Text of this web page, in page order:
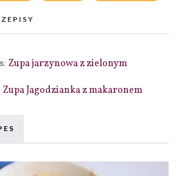
Zupa jarzynowa z zielonym
Zupa Jagodzianka z makaronem